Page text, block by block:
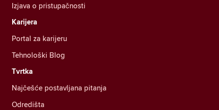
Izjava o pristupačnosti
Karijera
Portal za karijeru
Tehnološki Blog
Tvrtka
Najčešće postavljana pitanja
Odredišta